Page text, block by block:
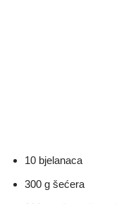
10 bjelanaca
300 g šećera